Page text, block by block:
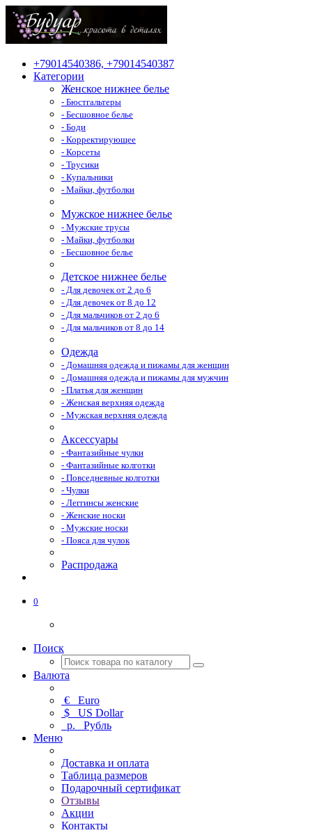
+79014540386, +79014540387
Категории
Женское нижнее белье
- Бюстгальтеры
- Бесшовное белье
- Боди
- Корректирующее
- Корсеты
- Трусики
- Купальники
- Майки, футболки
Мужское нижнее белье
- Мужские трусы
- Майки, футболки
- Бесшовное белье
Детское нижнее белье
- Для девочек от 2 до 6
- Для девочек от 8 до 12
- Для мальчиков от 2 до 6
- Для мальчиков от 8 до 14
Одежда
- Домашняя одежда и пижамы для женщин
- Домашняя одежда и пижамы для мужчин
- Платья для женщин
- Женская верхняя одежда
- Мужская верхняя одежда
Аксессуары
- Фантазийные чулки
- Фантазийные колготки
- Повседневные колготки
- Чулки
- Леггинсы женские
- Женские носки
- Мужские носки
- Пояса для чулок
Распродажа
0
Поиск
Валюта
€ Euro
$ US Dollar
р. Рубль
Меню
Доставка и оплата
Таблица размеров
Подарочный сертификат
Отзывы
Акции
Контакты